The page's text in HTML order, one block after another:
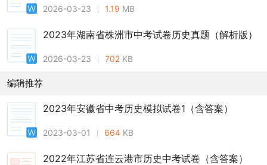
2026-03-23 1.19 MB
2023年湖南省株洲市中考试卷历史真题（解析版）
2026-03-23 702 KB
编辑推荐
2023年安徽省中考历史模拟试卷1（含答案）
2023-03-01 664 KB
2022年江苏省连云港市历史中考试卷（含答案）